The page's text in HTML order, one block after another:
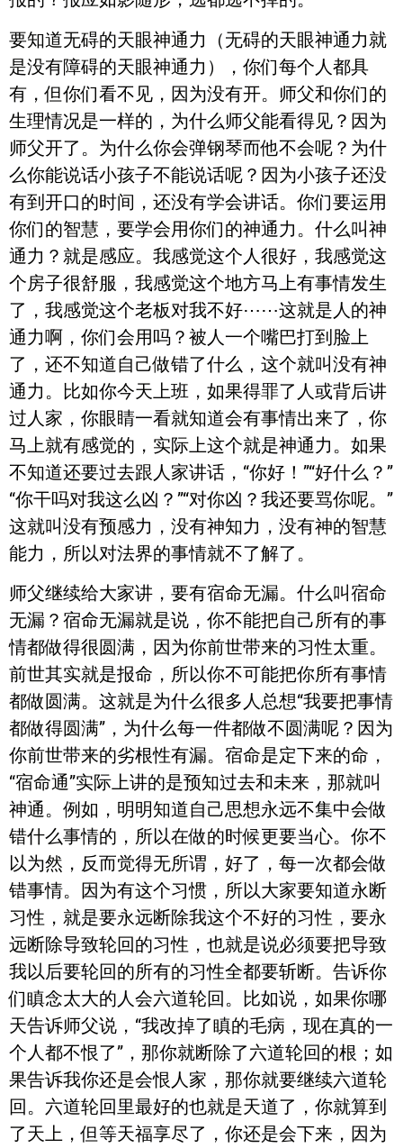
要知道无碍的天眼神通力（无碍的天眼神通力就
是没有障碍的天眼神通力），你们每个人都具
有，但你们看不见，因为没有开。师父和你们的
生理情况是一样的，为什么师父能看得见？因为
师父开了。为什么你会弹钢琴而他不会呢？为什
么你能说话小孩子不能说话呢？因为小孩子还没
有到开口的时间，还没有学会讲话。你们要运用
你们的智慧，要学会用你们的神通力。什么叫神
通力？就是感应。我感觉这个人很好，我感觉这
个房子很舒服，我感觉这个地方马上有事情发生
了，我感觉这个老板对我不好⋯⋯这就是人的神
通力啊，你们会用吗？被人一个嘴巴打到脸上
了，还不知道自己做错了什么，这个就叫没有神
通力。比如你今天上班，如果得罪了人或背后讲
过人家，你眼睛一看就知道会有事情出来了，你
马上就有感觉的，实际上这个就是神通力。如果
不知道还要过去跟人家讲话，“你好！”“好什么？”
“你干吗对我这么凶？”“对你凶？我还要骂你呢。”
这就叫没有预感力，没有神知力，没有神的智慧
能力，所以对法界的事情就不了解了。
师父继续给大家讲，要有宿命无漏。什么叫宿命
无漏？宿命无漏就是说，你不能把自己所有的事
情都做得很圆满，因为你前世带来的习性太重。
前世其实就是报命，所以你不可能把你所有事情
都做圆满。这就是为什么很多人总想“我要把事情
都做得圆满”，为什么每一件都做不圆满呢？因为
你前世带来的劣根性有漏。宿命是定下来的命，
“宿命通”实际上讲的是预知过去和未来，那就叫
神通。例如，明明知道自己思想永远不集中会做
错什么事情的，所以在做的时候更要当心。你不
以为然，反而觉得无所谓，好了，每一次都会做
错事情。因为有这个习惯，所以大家要知道永断
习性，就是要永远断除我这个不好的习性，要永
远断除导致轮回的习性，也就是说必须要把导致
我以后要轮回的所有的习性全都要斩断。告诉你
们瞋念太大的人会六道轮回。比如说，如果你哪
天告诉师父说，“我改掉了瞋的毛病，现在真的一
个人都不恨了”，那你就断除了六道轮回的根；如
果告诉我你还是会恨人家，那你就要继续六道轮
回。六道轮回里最好的也就是天道了，你就算到
了天上，但等天福享尽了，你还是会下来，因为